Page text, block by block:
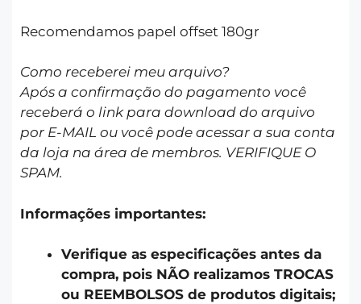
Recomendamos papel offset 180gr
Como receberei meu arquivo?
Após a confirmação do pagamento você
receberá o link para download do arquivo
por E-MAIL ou você pode acessar a sua conta
da loja na área de membros. VERIFIQUE O
SPAM.
Informações importantes:
Verifique as especificações antes da
compra, pois NÃO realizamos TROCAS
ou REEMBOLSOS de produtos digitais;